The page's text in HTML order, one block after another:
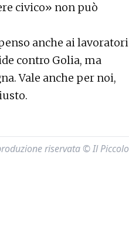
civico» non può
anche ai lavoratori
contro Golia, ma
Vale anche per noi,
riservata © Il Piccolo